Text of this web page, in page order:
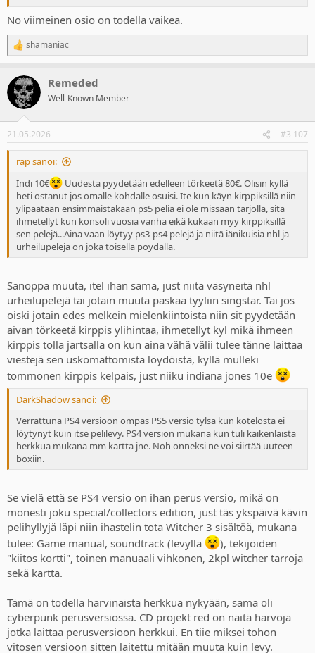
No viimeinen osio on todella vaikea.
R
e
c
t
i
s
:
shamaniac
Remeded
Well-Known Member
21.05.2026 #3 107
rap sanoi:
Indi 10€
Uudesta pyydetään edelleen törkeetä 80€. Olisin kyllä
heti ostanut jos omalle kohdalle osuisi. Ite kun käyn kirppiksillä niin
ylipäätään ensimmäistäkään ps5 peliä ei ole missään tarjolla, sitä
ihmetellyt kun konsoli vuosia vanha eikä kukaan myy kirppiksillä
sen pelejä...Aina vaan löytyy ps3-ps4 pelejä ja niitä iänikuisia nhl ja
urheilupelejä on joka toisella pöydällä.
Sanoppa muuta, itel ihan sama, just niitä väsyneitä nhl
urheilupelejä tai jotain muuta paskaa tyyliin singstar. Tai jos
oiski jotain edes melkein mielenkiintoista niin sit pyydetään
aivan törkeetä kirppis ylihintaa, ihmetellyt kyl mikä ihmeen
kirppis tolla jartsalla on kun aina vähä välii tulee tänne laittaa
viestejä sen uskomattomista löydöistä, kyllä mulleki
tommonen kirppis kelpais, just niiku indiana jones 10e
DarkShadow sanoi:
Verrattuna PS4 versioon ompas PS5 versio tylsä kun kotelosta ei
löytynyt kuin itse pelilevy. PS4 version mukana kun tuli kaikenlaista
herkkua mukana mm kartta jne. Noh onneksi ne voi siirtää uuteen
boxiin.
Se vielä että se PS4 versio on ihan perus versio, mikä on
monesti joku special/collectors edition, just täs ykspäivä kävin
pelihyllyjä läpi niin ihastelin tota Witcher 3 sisältöä, mukana
tulee: Game manual, soundtrack (levyllä
), tekijöiden
"kiitos kortti", toinen manuaali vihkonen, 2kpl witcher tarroja
sekä kartta.
Tämä on todella harvinaista herkkua nykyään, sama oli
cyberpunk perusversiossa. CD projekt red on näitä harvoja
jotka laittaa perusversioon herkkui. En tiie miksei tohon
vitosen versioon sitten laitettu mitään muuta kuin levy.